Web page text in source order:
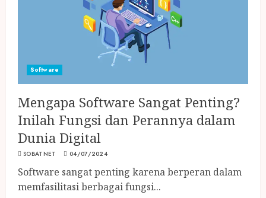
Software
Mengapa Software Sangat Penting?
Inilah Fungsi dan Perannya dalam
Dunia Digital
SOBATNET 04/07/2024
Software sangat penting karena berperan dalam
memfasilitasi berbagai fungsi...